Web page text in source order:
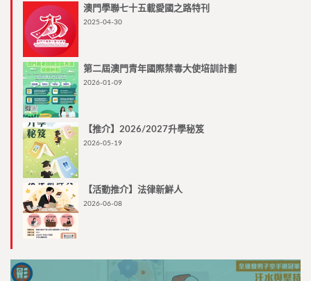
澳門學聯七十五載愛國之路特刊
2025-04-30
第二屆澳門青年國際禁毒大使培訓計劃
2026-01-09
【推介】2026/2027升學秘笈
2026-05-19
【活動推介】法律新鮮人
2026-06-08